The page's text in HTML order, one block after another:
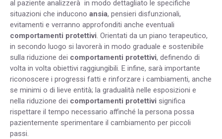
al paziente analizzerà in modo dettagliato le specifiche
situazioni che inducono ansia, pensieri disfunzionali,
evitamenti e verranno approfonditi anche eventuali
comportamenti protettivi. Orientati da un piano terapeutico,
in secondo luogo si lavorerà in modo graduale e sostenibile
sulla riduzione dei comportamenti protettivi, definendo di
volta in volta obiettivi raggiungibili. E infine, sarà importante
riconoscere i progressi fatti e rinforzare i cambiamenti, anche
se minimi o di lieve entità; la gradualità nelle esposizioni e
nella riduzione dei comportamenti protettivi significa
rispettare il tempo necessario affinché la persona possa
pazientemente sperimentare il cambiamento per piccoli
passi.